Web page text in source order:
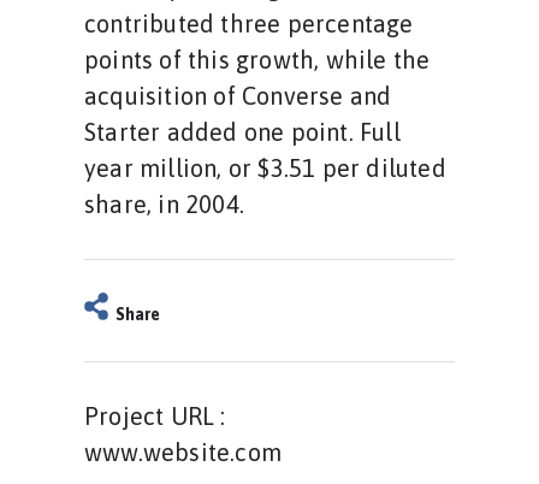
contributed three percentage
points of this growth, while the
acquisition of Converse and
Starter added one point. Full
year million, or $3.51 per diluted
share, in 2004.
Share
Project URL :
www.website.com